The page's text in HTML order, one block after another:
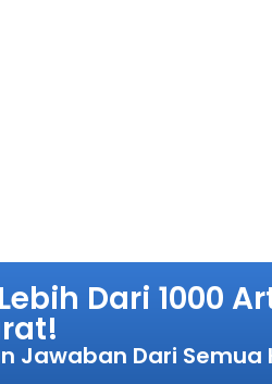
Dari 1000
Jawaban Dari